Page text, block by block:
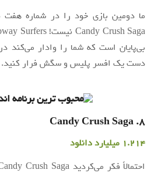
ما دومین بازی خود را در شماره هفت
بی‌پایان است که شما را وادار می‌کند
دست یک افسر پلیس و سگش فرار کنید.
8. Candy Crush Saga
1.214 میلیارد دانلود